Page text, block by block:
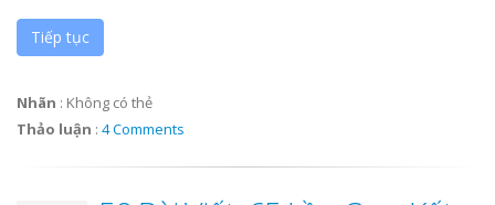
Tiếp tục
Nhãn : Không có thẻ
Thảo luận : 4 Comments